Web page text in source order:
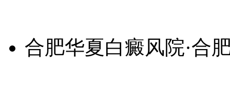
合肥华夏白癜风院·合